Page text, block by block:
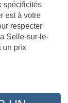
spécificités
est à votre
respecter
Selle-sur-le-
un prix